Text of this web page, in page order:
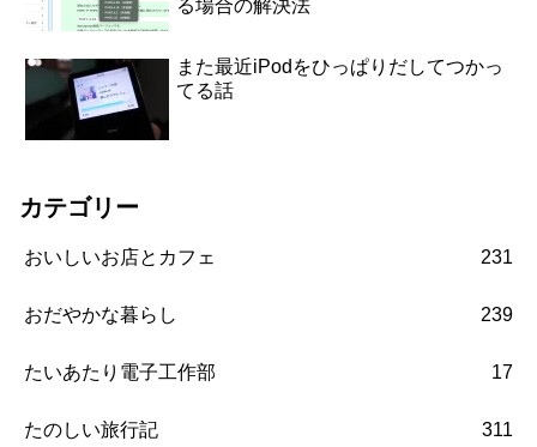
る場合の解決法
また最近iPodをひっぱりだしてつかっ
てる話
カテゴリー
おいしいお店とカフェ 231
おだやかな暮らし 239
たいあたり電子工作部 17
たのしい旅行記 311